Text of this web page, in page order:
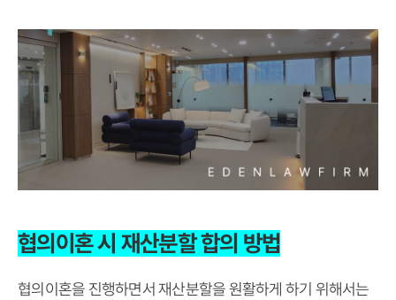
협의이혼 시 재산분할 합의 방법
협의이혼을 진행하면서 재산분할을 원활하게 하기 위해서는